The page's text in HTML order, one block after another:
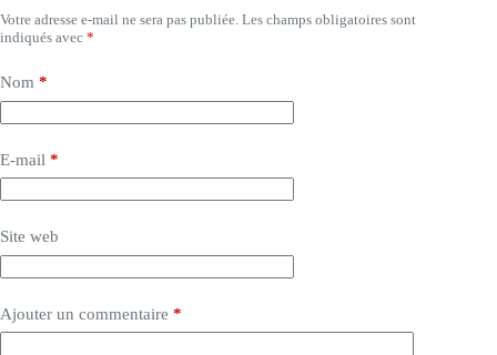
Votre adresse e-mail ne sera pas publiée. Les champs obligatoires sont
indiqués avec *
Nom *
E-mail *
Site web
Ajouter un commentaire *